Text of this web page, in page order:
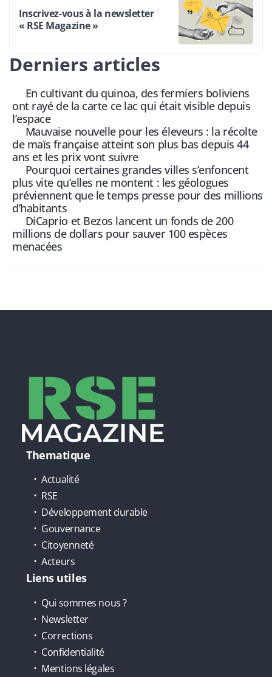
Inscrivez-vous à la newsletter
« RSE Magazine »
Derniers articles
En cultivant du quinoa, des fermiers boliviens
ont rayé de la carte ce lac qui était visible depuis
l’espace
Mauvaise nouvelle pour les éleveurs : la récolte
de maïs française atteint son plus bas depuis 44
ans et les prix vont suivre
Pourquoi certaines grandes villes s’enfoncent
plus vite qu’elles ne montent : les géologues
préviennent que le temps presse pour des millions
d’habitants
DiCaprio et Bezos lancent un fonds de 200
millions de dollars pour sauver 100 espèces
menacées
Thematique
Actualité
RSE
Développement durable
Gouvernance
Citoyenneté
Acteurs
Liens utiles
Qui sommes nous ?
Newsletter
Corrections
Confidentialité
Mentions légales